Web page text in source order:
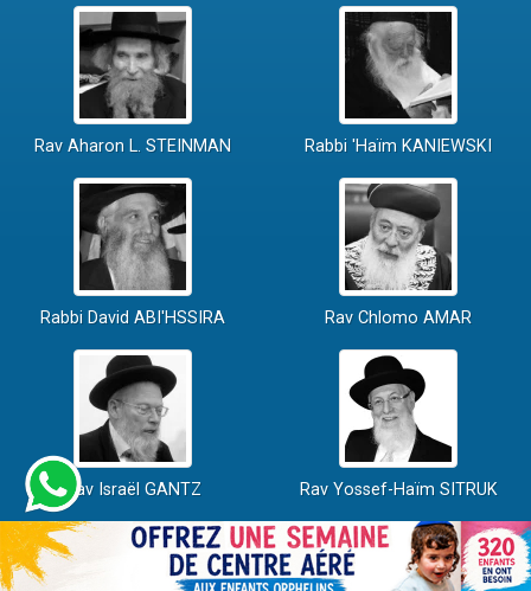
Rav Aharon L. STEINMAN Rabbi 'Haïm KANIEWSKI
Rabbi David ABI'HSSIRA Rav Chlomo AMAR
Rav Israël GANTZ Rav Yossef-Haïm SITRUK